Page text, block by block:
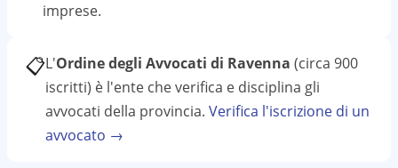
imprese.
📋L'Ordine degli Avvocati di Ravenna (circa 900
iscritti) è l'ente che verifica e disciplina gli
avvocati della provincia. Verifica l'iscrizione di un
avvocato →